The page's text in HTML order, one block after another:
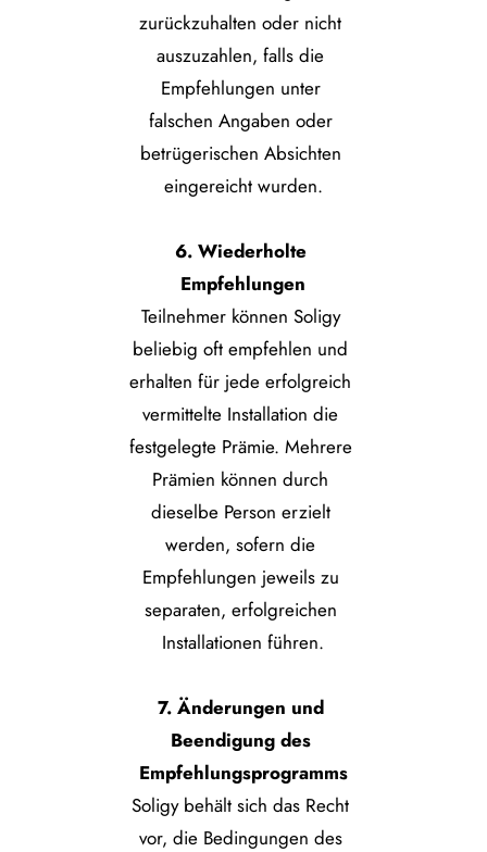
zurückzuhalten oder nicht
auszuzahlen, falls die
Empfehlungen unter
falschen Angaben oder
betrügerischen Absichten
eingereicht wurden.
6. Wiederholte
Empfehlungen
Teilnehmer können Soligy
beliebig oft empfehlen und
erhalten für jede erfolgreich
vermittelte Installation die
festgelegte Prämie. Mehrere
Prämien können durch
dieselbe Person erzielt
werden, sofern die
Empfehlungen jeweils zu
separaten, erfolgreichen
Installationen führen.
7. Änderungen und
Beendigung des
Empfehlungsprogramms
Soligy behält sich das Recht
vor, die Bedingungen des